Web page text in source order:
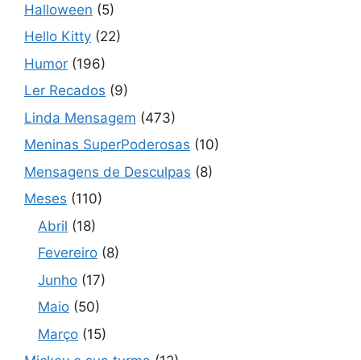
Halloween (5)
Hello Kitty (22)
Humor (196)
Ler Recados (9)
Linda Mensagem (473)
Meninas SuperPoderosas (10)
Mensagens de Desculpas (8)
Meses (110)
Abril (18)
Fevereiro (8)
Junho (17)
Maio (50)
Março (15)